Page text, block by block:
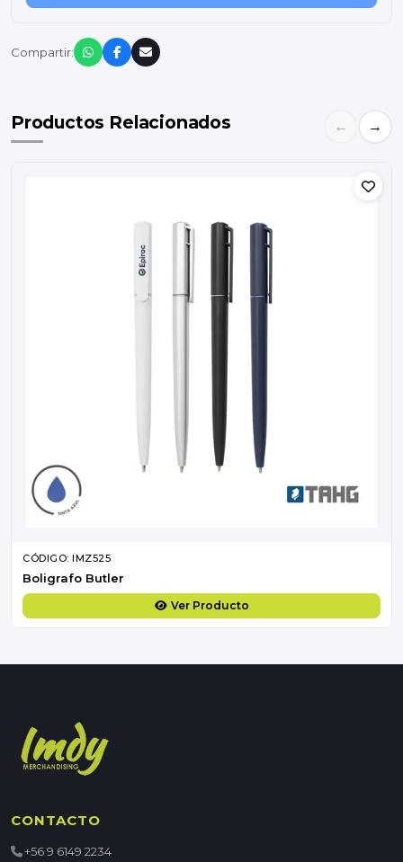
Compartir:
Productos Relacionados ← →
CÓDIGO: IMZ525
Boligrafo Butler
Ver Producto
CONTACTO
+56 9 6149 2234